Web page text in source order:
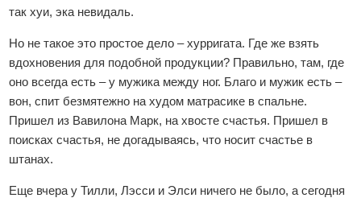
так хуи, эка невидаль.
Но не такое это простое дело – хурригата. Где же взять
вдохновения для подобной продукции? Правильно, там, где
оно всегда есть – у мужика между ног. Благо и мужик есть –
вон, спит безмятежно на худом матрасике в спальне.
Пришел из Вавилона Марк, на хвосте счастья. Пришел в
поисках счастья, не догадываясь, что носит счастье в
штанах.
Еще вчера у Тилли, Лэсси и Элси ничего не было, а сегодня